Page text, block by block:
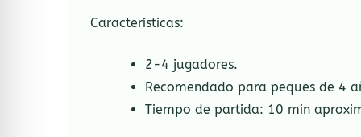
Características:
2-4 jugadores.
Recomendado para peques de 4
Tiempo de partida: 10 min